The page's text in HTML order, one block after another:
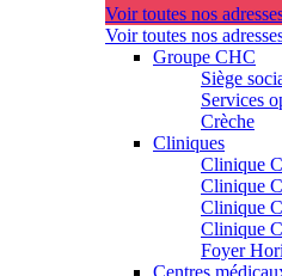
Voir toutes nos
Voir toutes nos
Groupe CHC
Siège
Services
Crèche
Cliniques
Clinique
Clinique
Clinique
Clinique
Foyer
Centres